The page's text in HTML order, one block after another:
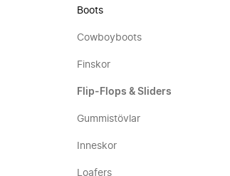
Boots
Cowboyboots
Finskor
Flip-Flops & Sliders
Gummistövlar
Inneskor
Loafers